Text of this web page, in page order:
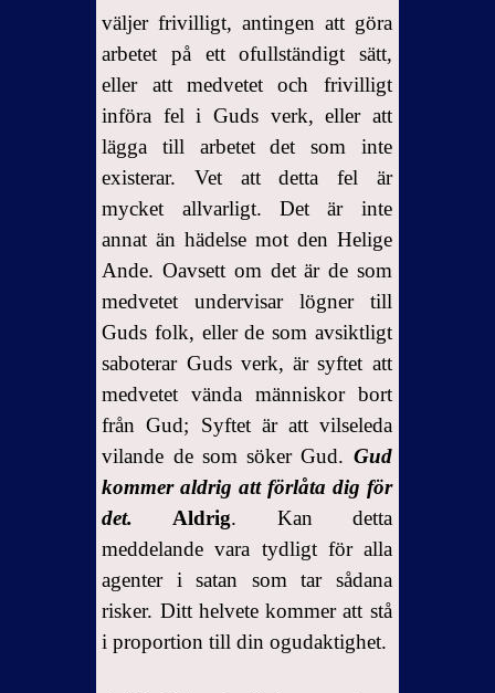
väljer frivilligt, antingen att göra
arbetet på ett ofullständigt sätt,
eller att medvetet och frivilligt
införa fel i Guds verk, eller att
lägga till arbetet det som inte
existerar. Vet att detta fel är
mycket allvarligt. Det är inte
annat än hädelse mot den Helige
Ande. Oavsett om det är de som
medvetet undervisar lögner till
Guds folk, eller de som avsiktligt
saboterar Guds verk, är syftet att
medvetet vända människor bort
från Gud; Syftet är att vilseleda
vilande de som söker Gud. Gud
kommer aldrig att förlåta dig för
det. Aldrig. Kan detta
meddelande vara tydligt för alla
agenter i satan som tar sådana
risker. Ditt helvete kommer att stå
i proportion till din ogudaktighet.